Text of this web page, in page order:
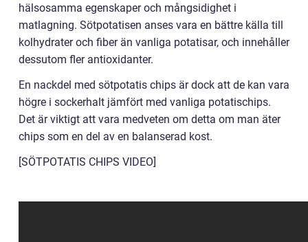
hälsosamma egenskaper och mångsidighet i
matlagning. Sötpotatisen anses vara en bättre källa till
kolhydrater och fiber än vanliga potatisar, och innehåller
dessutom fler antioxidanter.
En nackdel med sötpotatis chips är dock att de kan vara
högre i sockerhalt jämfört med vanliga potatischips.
Det är viktigt att vara medveten om detta om man äter
chips som en del av en balanserad kost.
[SÖTPOTATIS CHIPS VIDEO]